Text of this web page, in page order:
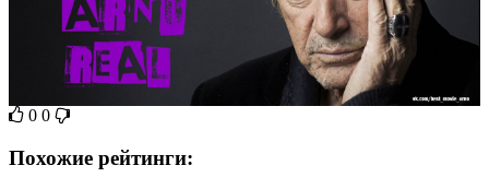
0 0
Похожие рейтинги: